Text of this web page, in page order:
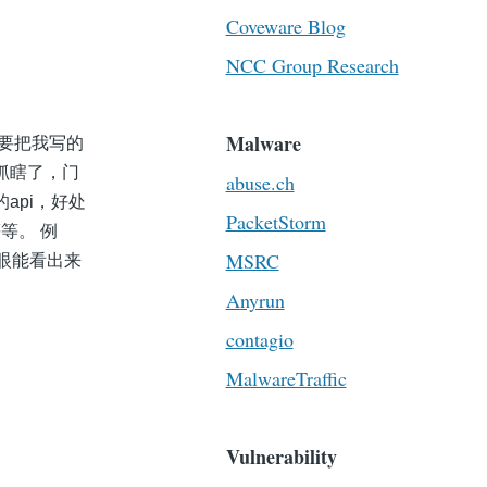
把我写的
瞎了，门
api，好处
。 例
能看出来
Coveware Blog
NCC Group Research
Malware
abuse.ch
PacketStorm
MSRC
Anyrun
contagio
MalwareTraffic
Vulnerability